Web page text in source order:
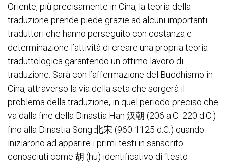
Oriente, più precisamente in Cina, la teoria della
traduzione prende piede grazie ad alcuni importanti
traduttori che hanno perseguito con costanza e
determinazione l’attività di creare una propria teoria
traduttologica garantendo un ottimo lavoro di
traduzione. Sarà con l’affermazione del Buddhismo in
Cina, attraverso la via della seta che sorgerà il
problema della traduzione, in quel periodo preciso che
va dalla fine della Dinastia Han 汉朝 (206 a.C.-220 d.C.)
fino alla Dinastia Song 北宋 (960-1125 d.C.) quando
iniziarono ad apparire i primi testi in sanscrito
conosciuti come 胡 (hu) identificativo di “testo